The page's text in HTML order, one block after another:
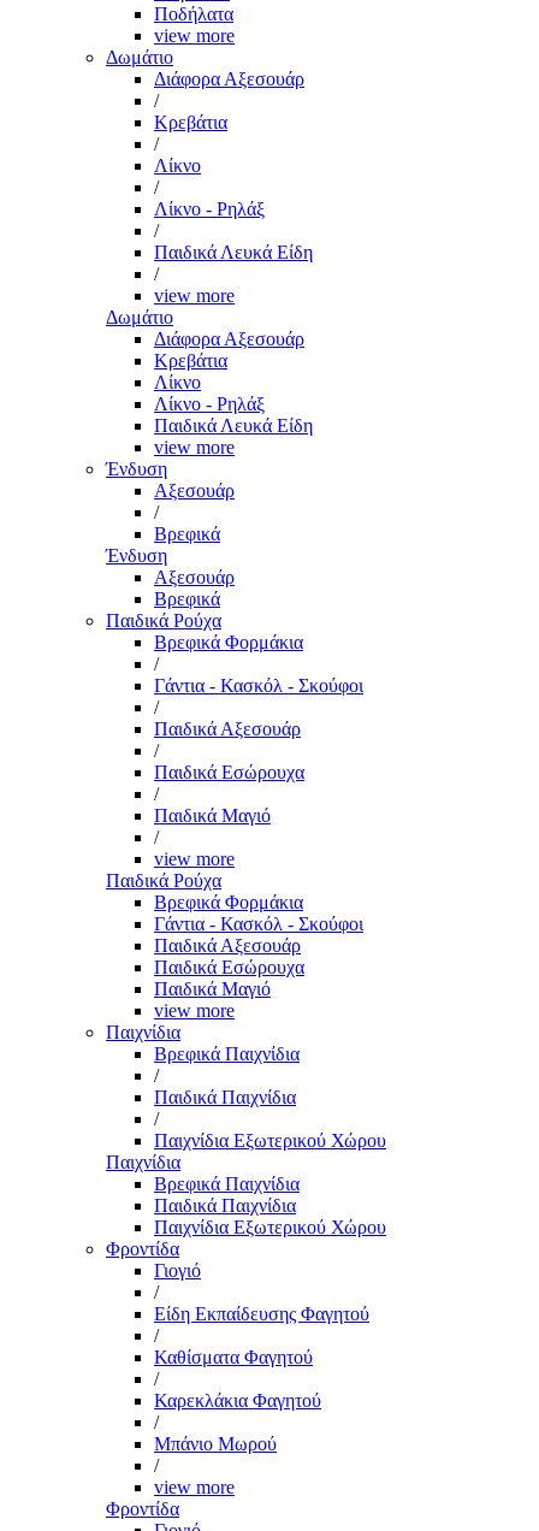
Ποδήλατα
view more
Δωμάτιο
Διάφορα Αξεσουάρ
/
Κρεβάτια
/
Λίκνο
/
Λίκνο - Ρηλάξ
/
Παιδικά Λευκά Είδη
/
view more
Δωμάτιο
Διάφορα Αξεσουάρ
Κρεβάτια
Λίκνο
Λίκνο - Ρηλάξ
Παιδικά Λευκά Είδη
view more
Ένδυση
Αξεσουάρ
/
Βρεφικά
Ένδυση
Αξεσουάρ
Βρεφικά
Παιδικά Ρούχα
Βρεφικά Φορμάκια
/
Γάντια - Κασκόλ - Σκούφοι
/
Παιδικά Αξεσουάρ
/
Παιδικά Εσώρουχα
/
Παιδικά Μαγιό
/
view more
Παιδικά Ρούχα
Βρεφικά Φορμάκια
Γάντια - Κασκόλ - Σκούφοι
Παιδικά Αξεσουάρ
Παιδικά Εσώρουχα
Παιδικά Μαγιό
view more
Παιχνίδια
Βρεφικά Παιχνίδια
/
Παιδικά Παιχνίδια
/
Παιχνίδια Εξωτερικού Χώρου
Παιχνίδια
Βρεφικά Παιχνίδια
Παιδικά Παιχνίδια
Παιχνίδια Εξωτερικού Χώρου
Φροντίδα
Γιογιό
/
Είδη Εκπαίδευσης Φαγητού
/
Καθίσματα Φαγητού
/
Καρεκλάκια Φαγητού
/
Μπάνιο Μωρού
/
view more
Φροντίδα